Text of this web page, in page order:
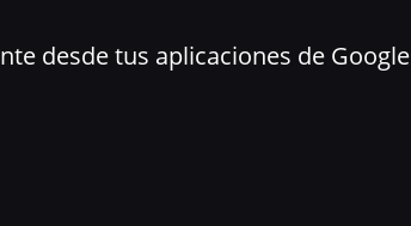
desde tus aplicaciones de Google